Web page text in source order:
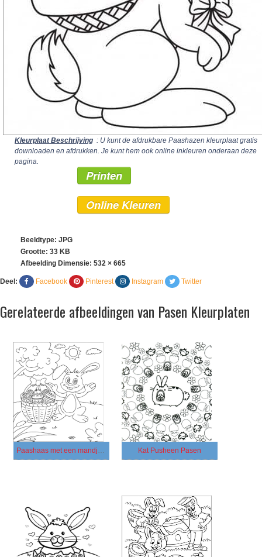
Kleurplaat Beschrijving : U kunt de afdrukbare Paashazen kleurplaat gratis
downloaden en afdrukken. Je kunt hem ook online inkleuren onderaan deze
pagina.
Printen
Online Kleuren
Beeldtype: JPG
Grootte: 33 KB
Afbeelding Dimensie: 532 × 665
Deel: Facebook Pinterest Instagram Twitter
Gerelateerde afbeeldingen van Pasen Kleurplaten
Paashaas met een mandje eieren Kat Pusheen Pasen